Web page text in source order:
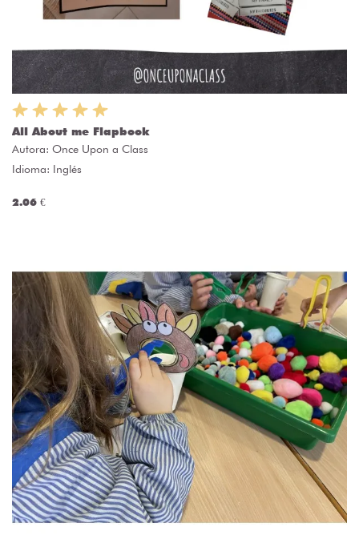
All About me Flapbook
Autora: Once Upon a Class
Idioma: Inglés
2.06 €